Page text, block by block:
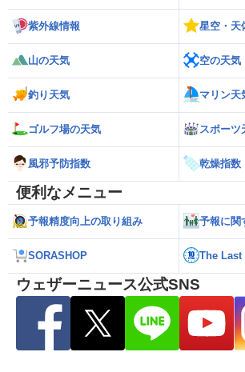
紫外線情報 星空・天
山の天気 空の天気
釣り天気 マリン天
ゴルフ場の天気 スポーツ
風邪予防指数 乾燥指数
便利なメニュー
予報精度向上の取り組み 予報に関
SORASHOP The Last
ウェザーニュース公式SNS